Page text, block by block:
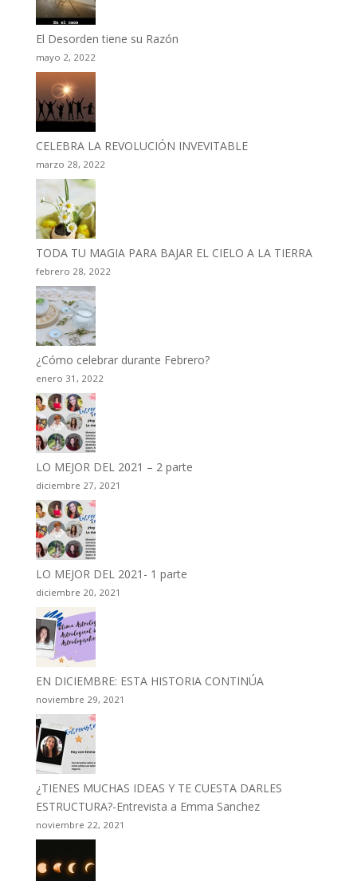
El Desorden tiene su Razón
mayo 2, 2022
CELEBRA LA REVOLUCIÓN INVEVITABLE
marzo 28, 2022
TODA TU MAGIA PARA BAJAR EL CIELO A LA TIERRA
febrero 28, 2022
¿Cómo celebrar durante Febrero?
enero 31, 2022
LO MEJOR DEL 2021 – 2 parte
diciembre 27, 2021
LO MEJOR DEL 2021- 1 parte
diciembre 20, 2021
EN DICIEMBRE: ESTA HISTORIA CONTINÚA
noviembre 29, 2021
¿TIENES MUCHAS IDEAS Y TE CUESTA DARLES
ESTRUCTURA?-Entrevista a Emma Sanchez
noviembre 22, 2021